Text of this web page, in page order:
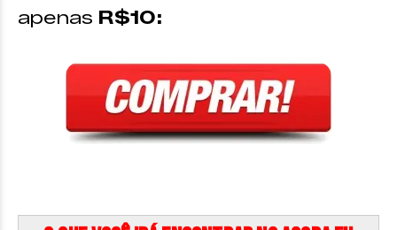
apenas R$10: